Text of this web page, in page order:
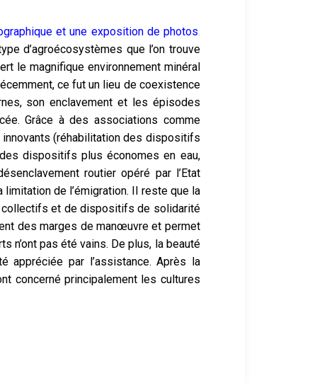
et une exposition de photos.
d’agroécosystèmes que l’on trouve
le magnifique environnement minéral
ce fut un lieu de coexistence
son enclavement et les épisodes
Grâce à des associations comme
innovants (réhabilitation des dispositifs
dispositifs plus économes en eau,
routier opéré par l’Etat
de l’émigration. Il reste que la
collectifs et de dispositifs de solidarité
des marges de manœuvre et permet
n’ont pas été vains. De plus, la beauté
appréciée par l’assistance. Après la
concerné principalement les cultures